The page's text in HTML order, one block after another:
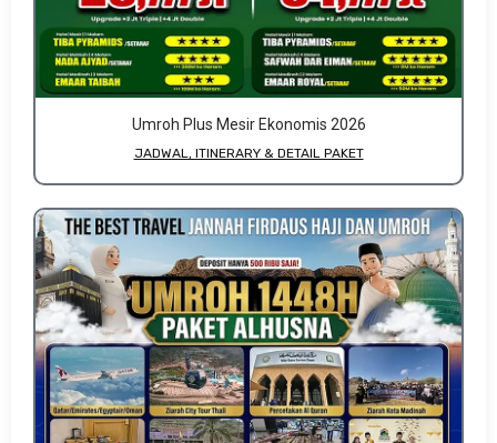
Umroh Plus Mesir Ekonomis 2026
JADWAL, ITINERARY & DETAIL PAKET